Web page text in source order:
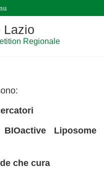
Lazio
Regionale
Liposome
che cura